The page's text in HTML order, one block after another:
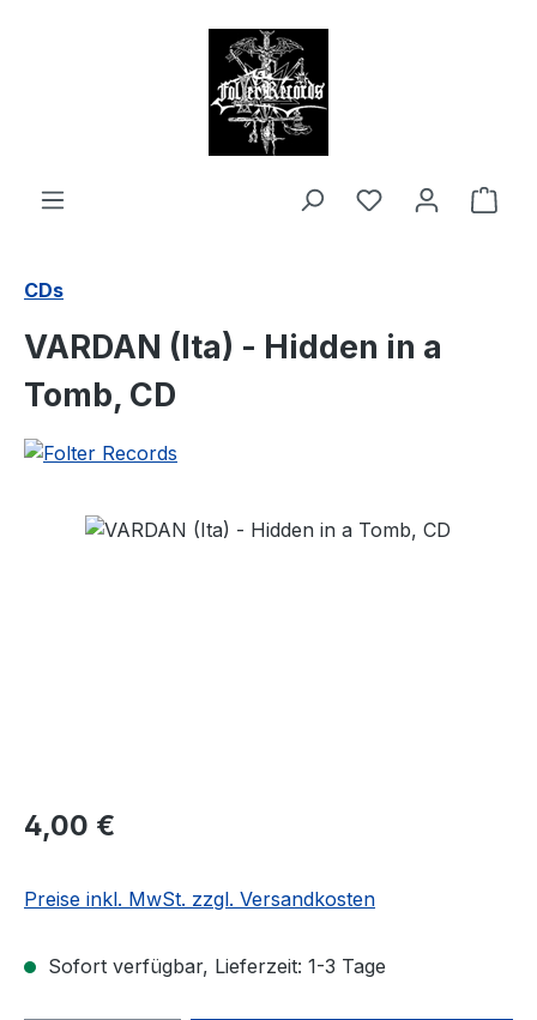
CDs
VARDAN (Ita) - Hidden in a
Tomb, CD
Bildergalerie überspringen
Regulärer Preis:
4,00 €
Preise inkl. MwSt. zzgl. Versandkosten
Sofort verfügbar, Lieferzeit: 1-3 Tage